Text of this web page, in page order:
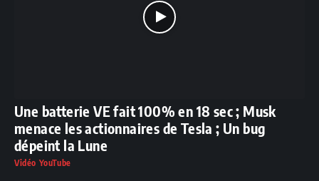
Une batterie VE fait 100% en 18 sec ; Musk
menace les actionnaires de Tesla ; Un bug
dépeint la Lune
Vidéo YouTube